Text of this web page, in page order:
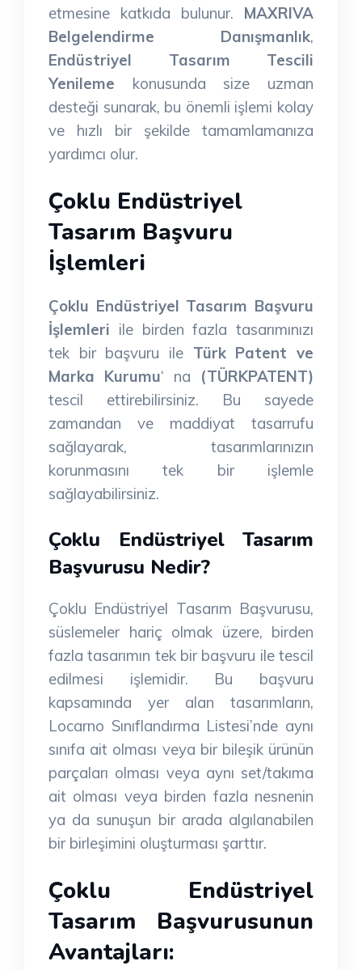
etmesine katkıda bulunur. MAXRIVA
Belgelendirme Danışmanlık,
Endüstriyel Tasarım Tescili
Yenileme konusunda size uzman
desteği sunarak, bu önemli işlemi kolay
ve hızlı bir şekilde tamamlamanıza
yardımcı olur.
Çoklu Endüstriyel
Tasarım Başvuru
İşlemleri
Çoklu Endüstriyel Tasarım Başvuru
İşlemleri ile birden fazla tasarımınızı
tek bir başvuru ile Türk Patent ve
Marka Kurumu‘ na (TÜRKPATENT)
tescil ettirebilirsiniz. Bu sayede
zamandan ve maddiyat tasarrufu
sağlayarak, tasarımlarınızın
korunmasını tek bir işlemle
sağlayabilirsiniz.
Çoklu Endüstriyel Tasarım
Başvurusu Nedir?
Çoklu Endüstriyel Tasarım Başvurusu,
süslemeler hariç olmak üzere, birden
fazla tasarımın tek bir başvuru ile tescil
edilmesi işlemidir. Bu başvuru
kapsamında yer alan tasarımların,
Locarno Sınıflandırma Listesi’nde aynı
sınıfa ait olması veya bir bileşik ürünün
parçaları olması veya aynı set/takıma
ait olması veya birden fazla nesnenin
ya da sunuşun bir arada algılanabilen
bir birleşimini oluşturması şarttır.
Çoklu Endüstriyel
Tasarım Başvurusunun
Avantajları: